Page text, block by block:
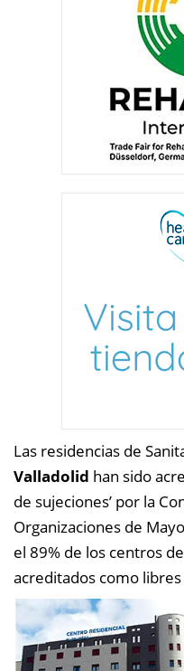
Las residencias de
Valladolid han sido
de sujeciones’ por la
Organizaciones de
el 89% de los centros
acreditados como